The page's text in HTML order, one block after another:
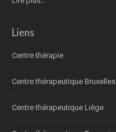
Liens
Centre thérapie
Centre thérapeutique Bruxelles
Centre thérapeutique Liège